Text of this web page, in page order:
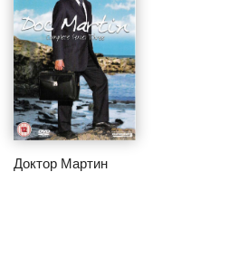
Доктор Мартин